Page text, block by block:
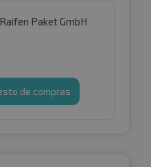
Paket GmbH
de compras